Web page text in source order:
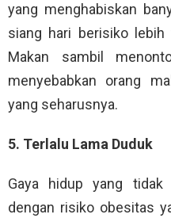
yang menghabiskan
siang hari berisiko
Makan sambil
menyebabkan orang
yang seharusnya.
5. Terlalu Lama Duduk
Gaya hidup yang tidak
dengan risiko obesitas